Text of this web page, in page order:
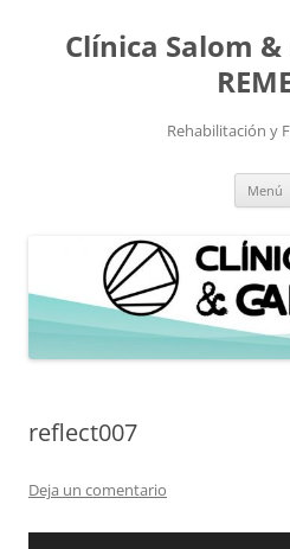
contenido
Clínica Salom &
Rehabilitación y
Menú
reflect007
Deja un comentario